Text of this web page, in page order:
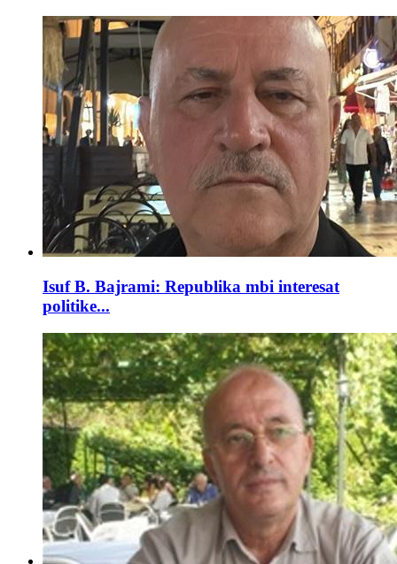
Isuf B. Bajrami: Republika mbi interesat
politike...